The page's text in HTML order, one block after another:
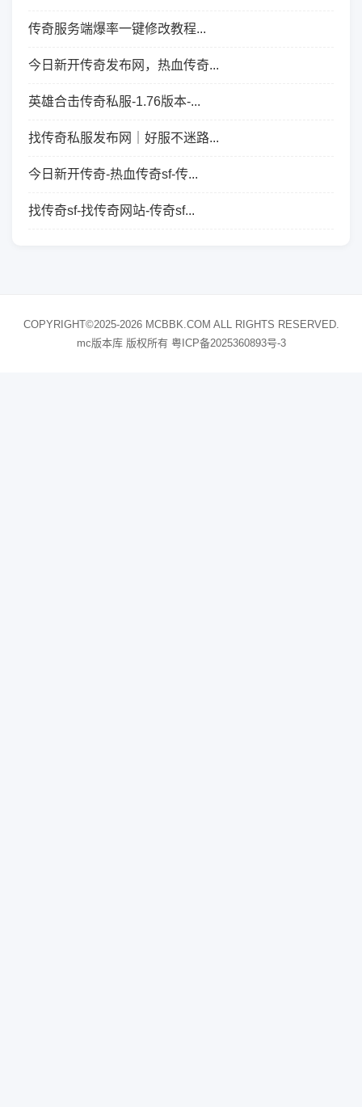
传奇服务端爆率一键修改教程...
今日新开传奇发布网，热血传奇...
英雄合击传奇私服-1.76版本-...
找传奇私服发布网｜好服不迷路...
今日新开传奇-热血传奇sf-传...
找传奇sf-找传奇网站-传奇sf...
COPYRIGHT©2025-2026 MCBBK.COM ALL RIGHTS RESERVED.
mc版本库 版权所有 粤ICP备2025360893号-3